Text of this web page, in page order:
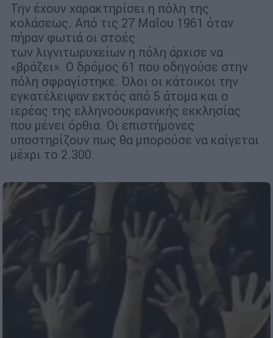
Την έχουν χαρακτηρίσει η πόλη της
κολάσεως. Από τις 27 Μαΐου 1961 όταν
πήραν φωτιά οι στοές
των λιγνιτωρυχείων η πόλη άρχισε να
«βράζει». Ο δρόμος 61 που οδηγούσε στην
πόλη σφραγίστηκε. Όλοι οι κάτοικοι την
εγκατέλειψαν εκτός από 5 άτομα και ο
ιερέας της ελληνοουκρανικής εκκλησίας
που μένει όρθια. Οι επιστήμονες
υποστηρίζουν πως θα μπορούσε να καίγεται
μέχρι το 2.300.